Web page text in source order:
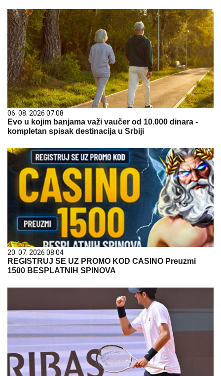
06. 08. 2026 07:08
Evo u kojim banjama važi vaučer od 10.000 dinara -
kompletan spisak destinacija u Srbiji
20. 07. 2026 08:04
REGISTRUJ SE UZ PROMO KOD CASINO Preuzmi
1500 BESPLATNIH SPINOVA